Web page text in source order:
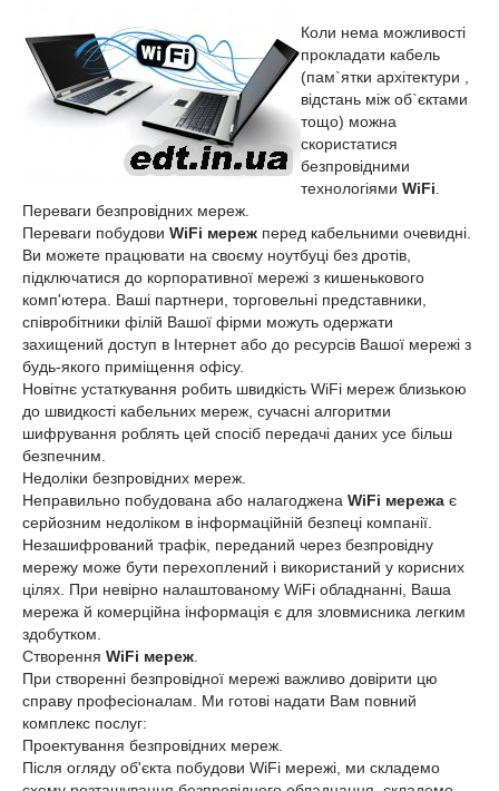
Коли нема можливості
прокладати кабель
(пам`ятки архітектури ,
відстань між об`єктами
тощо) можна
скористатися
безпровідними
технологіями WiFi
Переваги безпровідних мереж.
Переваги побудови WiFi мереж перед кабельними очевидні.
Ви можете працювати на своєму ноутбуці без дротів,
підключатися до корпоративної мережі з кишенькового
комп'ютера. Ваші партнери, торговельні представники,
співробітники філій Вашої фірми можуть одержати
захищений доступ в Інтернет або до ресурсів Вашої мережі з
будь-якого приміщення офісу.
Новітнє устаткування робить швидкість WiFi мереж близькою
до швидкості кабельних мереж, сучасні алгоритми
шифрування роблять цей спосіб передачі даних усе більш
безпечним.
Недоліки безпровідних мереж.
Неправильно побудована або налагоджена WiFi мережа є
серйозним недоліком в інформаційній безпеці компанії.
Незашифрований трафік, переданий через безпровідну
мережу може бути перехоплений і використаний у корисних
цілях. При невірно налаштованому WiFi обладнанні, Ваша
мережа й комерційна інформація є для зловмисника легким
здобутком.
Створення WiFi мереж
При створенні безпровідної мережі важливо довірити цю
справу професіоналам. Ми готові надати Вам повний
комплекс послуг:
Проектування безпровідних мереж.
Після огляду об'єкта побудови WiFi мережі, ми складемо